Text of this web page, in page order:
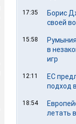
17:35
Борис
своей
15:58
в
игр
12:11
ЕС
подход
18:54
летать